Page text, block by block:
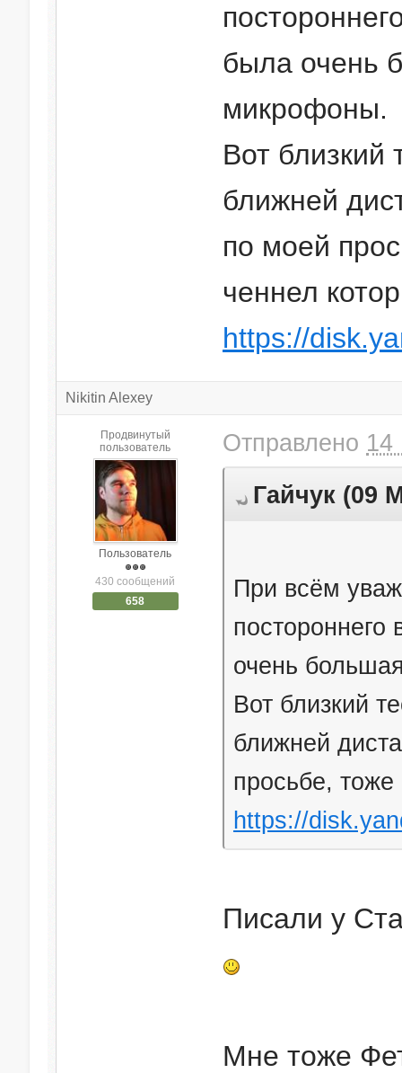
была очень
микрофоны.
Вот близкий
ближней
по моей
ченнел
https://
Nikitin Alexey
Продвинутый
пользователь
Пользователь
430 сообщений
658
Отправлено 14
Гайчук (09
При всём
постороннего
очень
Вот близкий
ближней
просьбе, тоже
https://
Писали у
Мне тоже